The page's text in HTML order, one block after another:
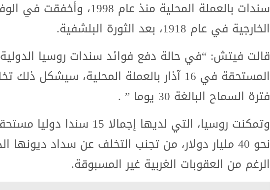
سندات بالعملة المحلية منذ عام
الخارجية في عام 1918، بعد الثورة البلشفية.
قالت فيتش: “في حالة دفع فوائد سندات روسيا الدولية
المستحقة في 16 آذار بالعملة المحلية، سيشكل
فترة السماح البالغة 30 يوما ” .
وتمكنت روسيا، التي لديها
نحو 40 مليار دولار، من تجنب التخلف عن سداد
الرغم من العقوبات الغربية غير المسبوقة.